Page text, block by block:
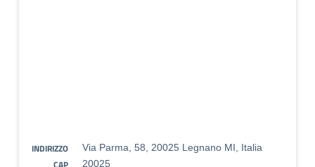
INDIRIZZO Via Parma, 58, 20025 Legnano MI, Italia
20025